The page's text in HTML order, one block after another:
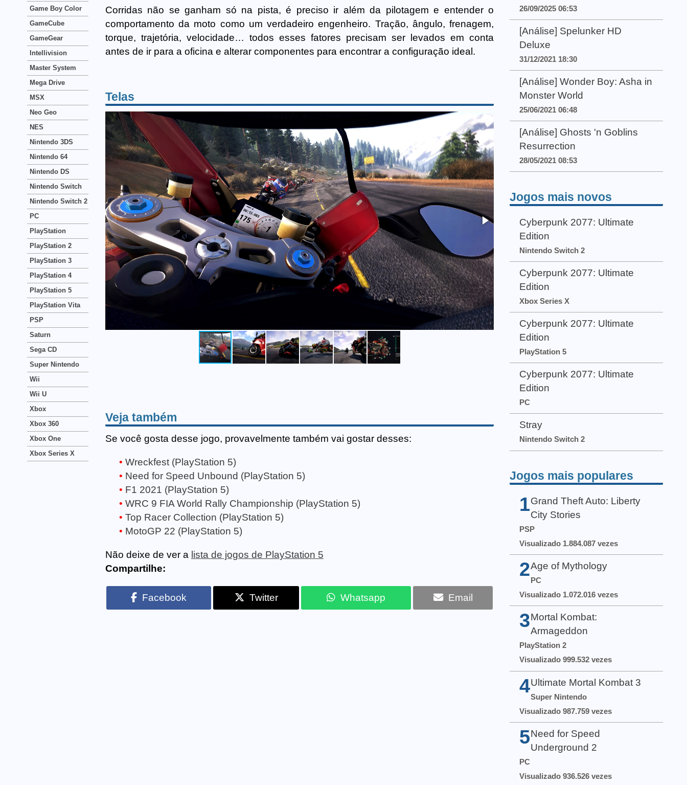
Corridas não se ganham só na pista, é preciso ir além da pilotagem e entender o
comportamento da moto como um verdadeiro engenheiro. Tração, ângulo, frenagem,
torque, trajetória, velocidade… todos esses fatores precisam ser levados em conta
antes de ir para a oficina e alterar componentes para encontrar a configuração ideal.
Telas
Veja também
Se você gosta desse jogo, provavelmente também vai gostar desses:
Wreckfest (PlayStation 5)
Need for Speed Unbound (PlayStation 5)
F1 2021 (PlayStation 5)
WRC 9 FIA World Rally Championship (PlayStation 5)
Top Racer Collection (PlayStation 5)
MotoGP 22 (PlayStation 5)
Não deixe de ver a lista de jogos de PlayStation 5
Compartilhe:
Facebook Twitter Whatsapp Email
Game Boy Color
GameCube
GameGear
Intellivision
Master System
Mega Drive
MSX
Neo Geo
NES
Nintendo 3DS
Nintendo 64
Nintendo DS
Nintendo Switch
Nintendo Switch 2
PC
PlayStation
PlayStation 2
PlayStation 3
PlayStation 4
PlayStation 5
PlayStation Vita
PSP
Saturn
Sega CD
Super Nintendo
Wii
Wii U
Xbox
Xbox 360
Xbox One
Xbox Series X
26/09/2025 06:53
[Análise] Spelunker HD
Deluxe
31/12/2021 18:30
[Análise] Wonder Boy: Asha in
Monster World
25/06/2021 06:48
[Análise] Ghosts 'n Goblins
Resurrection
28/05/2021 08:53
Jogos mais novos
Cyberpunk 2077: Ultimate
Edition
Nintendo Switch 2
Cyberpunk 2077: Ultimate
Edition
Xbox Series X
Cyberpunk 2077: Ultimate
Edition
PlayStation 5
Cyberpunk 2077: Ultimate
Edition
PC
Stray
Nintendo Switch 2
Jogos mais populares
1 Grand Theft Auto: Liberty
City Stories
PSP
Visualizado 1.884.087 vezes
2Age of Mythology
PC
Visualizado 1.072.016 vezes
3 Mortal Kombat:
Armageddon
PlayStation 2
Visualizado 999.532 vezes
4 Ultimate Mortal Kombat 3
Super Nintendo
Visualizado 987.759 vezes
5 Need for Speed
Underground 2
PC
Visualizado 936.526 vezes